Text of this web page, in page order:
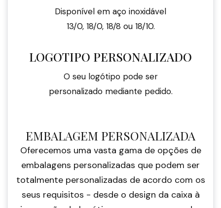
Disponível em aço inoxidável
13/0, 18/0, 18/8 ou 18/10.
LOGOTIPO PERSONALIZADO
O seu logótipo pode ser
personalizado mediante pedido.
EMBALAGEM PERSONALIZADA
Oferecemos uma vasta gama de opções de
embalagens personalizadas que podem ser
totalmente personalizadas de acordo com os
seus requisitos - desde o design da caixa à